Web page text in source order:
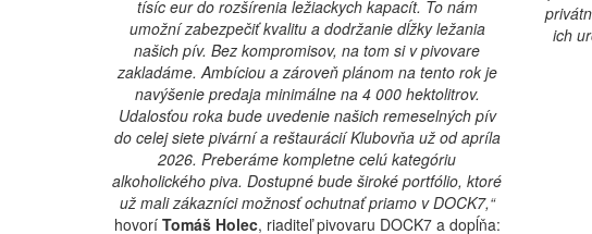
tísíc eur do rozšírenia ležiackych kapacít. To nám
umožní zabezpečiť kvalitu a dodržanie dĺžky ležania
našich pív. Bez kompromisov, na tom si v pivovare
zakladáme. Ambíciou a zároveň plánom na tento rok je
navýšenie predaja minimálne na 4 000 hektolitrov.
Udalosťou roka bude uvedenie našich remeselných pív
do celej siete pivární a reštaurácií Klubovňa už od apríla
2026. Preberáme kompletne celú kategóriu
alkoholického piva. Dostupné bude široké portfólio, ktoré
už mali zákazníci možnosť ochutnať priamo v DOCK7,“
hovorí Tomáš Holec, riaditeľ pivovaru DOCK7 a dopĺňa:
ich